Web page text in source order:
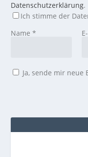
Datenschutzerklärung.
Ich stimme der
Name*
Ja, sende mir neue